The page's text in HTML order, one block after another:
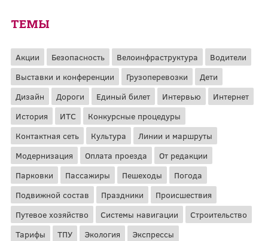
ТЕМЫ
Акции Безопасность Велоинфраструктура
Водители
Выставки и конференции
Грузоперевозки
Дети
Дизайн
Дороги Единый билет Интервью
Интернет
История
ИТС
Конкурсные процедуры
Контактная сеть
Культура
Линии и маршруты
Модернизация
Оплата проезда
От редакции
Парковки
Пассажиры Пешеходы
Погода
Подвижной состав
Праздники
Происшествия
Путевое хозяйство
Системы навигации
Строительство
Тарифы
ТПУ Экология Экспрессы